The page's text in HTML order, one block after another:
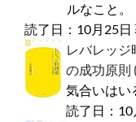
ルなこと。
読了日：10月25日
レバレッ
の成功原則
気合いはい
読了日：10